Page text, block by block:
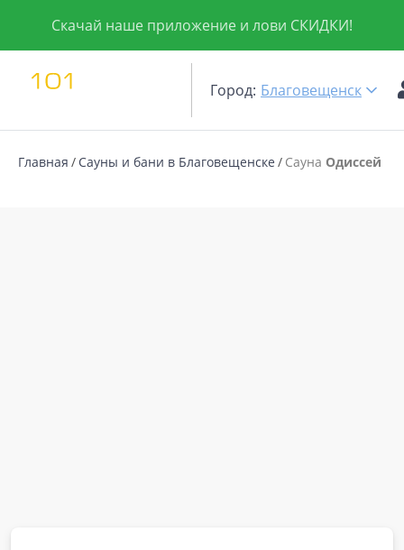
Скачай наше приложение и лови СКИДКИ!
Город: Благовещенск
Главная Сауны и бани в Благовещенске Сауна Одиссей